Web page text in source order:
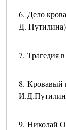
6. Дело
Д. Путилина)
7. Трагедия
8. Кровавый
9. Николай